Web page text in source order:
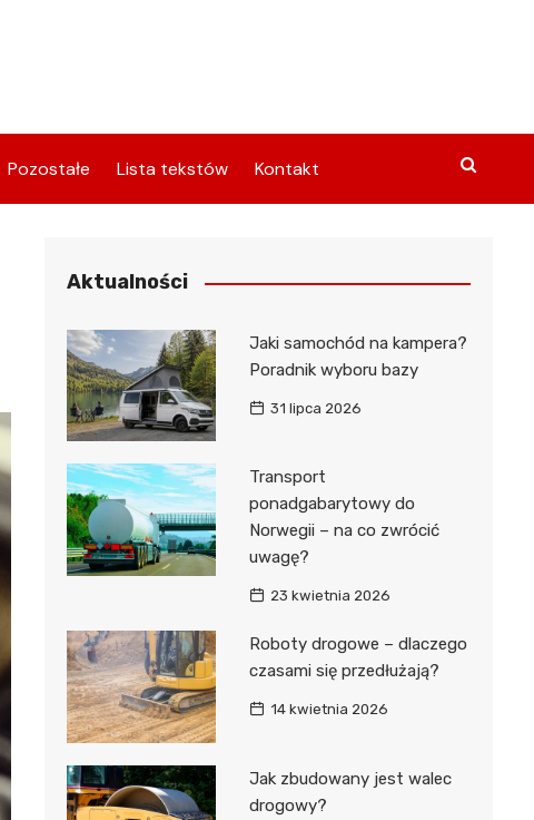
Pozostałe Lista tekstów Kontakt
Aktualności
Jaki samochód na kampera?
Poradnik wyboru bazy
31 lipca 2026
Transport
ponadgabarytowy do
Norwegii – na co zwrócić
uwagę?
23 kwietnia 2026
Roboty drogowe – dlaczego
czasami się przedłużają?
14 kwietnia 2026
Jak zbudowany jest walec
drogowy?